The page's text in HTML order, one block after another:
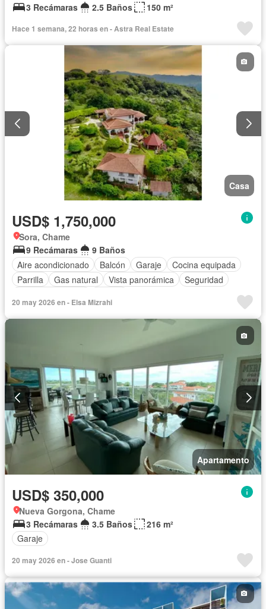
3 Recámaras
2.5 Baños 150 m²
Hace 1 semana, 22 horas en - Astra Real Estate
Casa
USD$ 1,750,000
Sora, Chame
9 Recámaras
9 Baños
Aire acondicionado
Balcón Garaje
Cocina equipada
Parrilla
Gas natural Vista panorámica
Seguridad
20 may 2026 en - Elsa Mizrahi
Apartamento
USD$ 350,000
Nueva Gorgona, Chame
3 Recámaras
3.5 Baños
216 m²
Garaje
20 may 2026 en - Jose Guanti